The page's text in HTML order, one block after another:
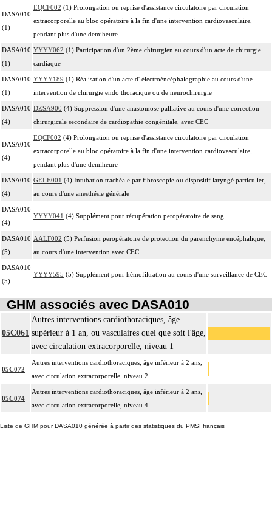
DASA010
(1)
EQCF002 (1) Prolongation ou reprise d'assistance circulatoire par circulation
extracorporelle au bloc opératoire à la fin d'une intervention cardiovasculaire,
pendant plus d'une demiheure
DASA010
(1)
YYYY062 (1) Participation d'un 2ème chirurgien au cours d'un acte de chirurgie
cardiaque
DASA010
(1)
YYYY189 (1) Réalisation d'un acte d' électroéncéphalographie au cours d'une
intervention de chirurgie endo thoracique ou de neurochirurgie
DASA010
(4)
DZSA900 (4) Suppression d'une anastomose palliative au cours d'une correction
chirurgicale secondaire de cardiopathie congénitale, avec CEC
DASA010
(4)
EQCF002 (4) Prolongation ou reprise d'assistance circulatoire par circulation
extracorporelle au bloc opératoire à la fin d'une intervention cardiovasculaire,
pendant plus d'une demiheure
DASA010
(4)
GELE001 (4) Intubation trachéale par fibroscopie ou dispositif laryngé particulier,
au cours d'une anesthésie générale
DASA010
(4)
YYYY041 (4) Supplément pour récupération peropératoire de sang
DASA010
(5)
AALF002 (5) Perfusion peropératoire de protection du parenchyme encéphalique,
au cours d'une intervention avec CEC
DASA010
(5)
YYYY595 (5) Supplément pour hémofiltration au cours d'une surveillance de CEC
GHM associés avec DASA010
05C061
Autres interventions cardiothoraciques, âge
supérieur à 1 an, ou vasculaires quel que soit l'âge,
avec circulation extracorporelle, niveau 1
05C072
Autres interventions cardiothoraciques, âge inférieur à 2 ans,
avec circulation extracorporelle, niveau 2
05C074
Autres interventions cardiothoraciques, âge inférieur à 2 ans,
avec circulation extracorporelle, niveau 4
Liste de GHM pour DASA010 générée à partir des statistiques du PMSI français